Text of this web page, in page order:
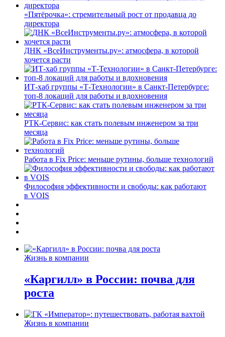
«Пятёрочка»: стремительный рост от продавца до
директора
ДНК «ВсеИнструменты.ру»: атмосфера, в которой
хочется расти
ИТ-хаб группы «Т-Технологии» в Санкт-Петербурге:
топ-8 локаций для работы и вдохновения
РТК-Сервис: как стать полевым инженером за три
месяца
Работа в Fix Price: меньше рутины, больше технологий
Философия эффективности и свободы: как работают
в VOIS
Жизнь в компании
«Каргилл» в России: почва для
роста
Жизнь в компании